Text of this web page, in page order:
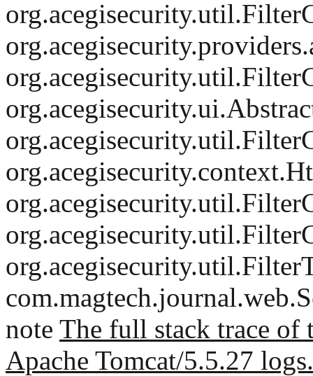
note The full stack trace of
Apache Tomcat/5.5.27 logs.